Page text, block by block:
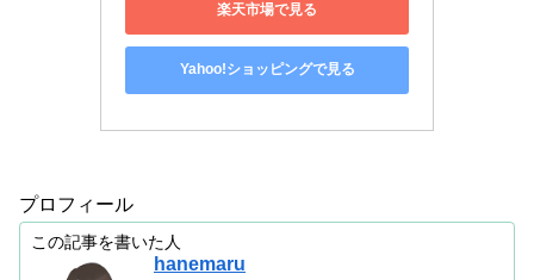
楽天市場で見る
Yahoo!ショッピングで見る
プロフィール
この記事を書いた人
hanemaru